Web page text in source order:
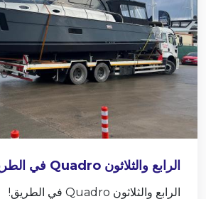
الرابع والثلاثون Quadro في الطريق!
الرابع والثلاثون Quadro في الطريق!